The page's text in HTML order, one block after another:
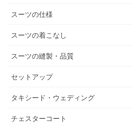
スーツの仕様
スーツの着こなし
スーツの縫製・品質
セットアップ
タキシード・ウェディング
チェスターコート